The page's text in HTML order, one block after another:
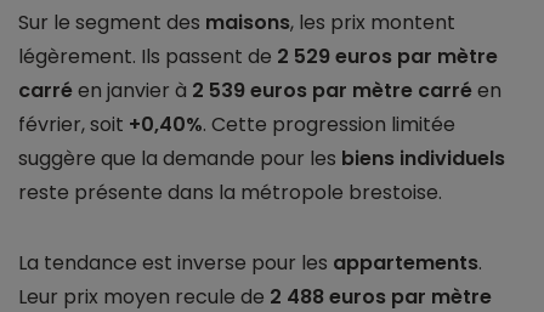
Sur le segment des maisons, les prix montent
légèrement. Ils passent de 2 529 euros par mètre
carréen janvier à 2 539 euros par mètre carréen
février, soit +0,40%. Cette progression limitée
suggère que la demande pour les biens individuels
reste présente dans la métropole brestoise.
La tendance est inverse pour les appartements.
Leur prix moyen recule de 2 488 euros par mètre